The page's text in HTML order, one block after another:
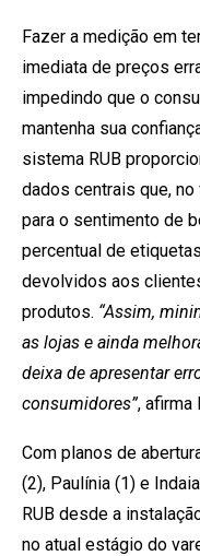
Fazer a medição em
imediata de preços
impedindo que o
mantenha sua
sistema RUB
dados centrais que,
para o sentimento de
percentual de
devolvidos aos
produtos. “Assim,
as lojas e ainda
deixa de apresentar
consumidores”, afirma
Com planos de
(2), Paulínia (1) e
RUB desde a
no atual estágio do